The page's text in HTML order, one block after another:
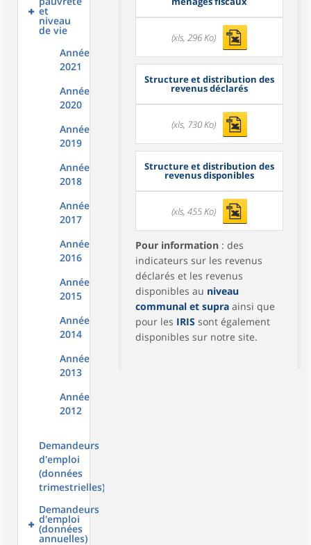
et
niveau
de vie
Année
2021
Année
2020
Année
2019
Année
2018
Année
2017
Année
2016
Année
2015
Année
2014
Année
2013
Année
2012
Demandeurs
d'emploi
(données
trimestrielles)
Demandeurs
d'emploi
(données
annuelles)
(xls, 296 Ko)
Structure et distribution des
revenus déclarés
(xls, 730 Ko)
Structure et distribution des
revenus disponibles
(xls, 455 Ko)
Pour information: des
indicateurs sur les revenus
déclarés et les revenus
disponibles au niveau
communal et supraainsi que
pour les IRIS sont également
disponibles sur notre site.